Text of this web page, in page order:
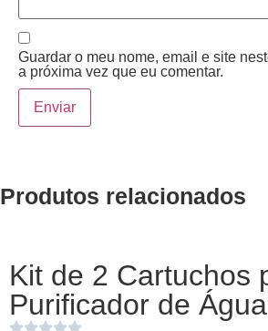
Guardar o meu nome, email e site
a próxima vez que eu comentar.
Produtos relacionados
Kit de 2 Cartuchos
Purificador de